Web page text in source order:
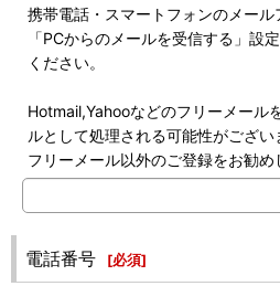
携帯電話・スマートフォンのメール
「PCからのメールを受信する」設
ください。
Hotmail,Yahooなどのフリーメール
ルとして処理される可能性がござい
フリーメール以外のご登録をお勧め
電話番号 [必須]